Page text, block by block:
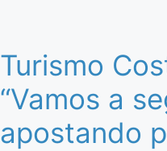
Turismo
“Vamos a
apostando